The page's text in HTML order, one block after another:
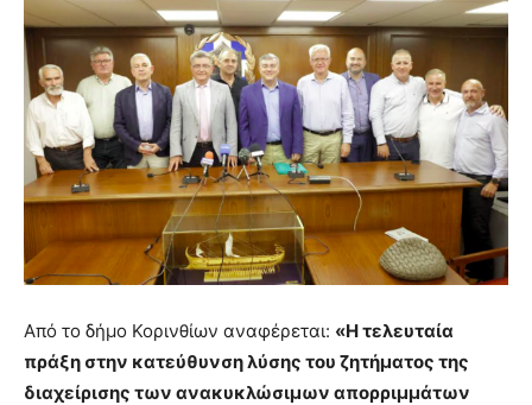
Από το δήμο Κορινθίων αναφέρεται: «Η τελευταία
πράξη στην κατεύθυνση λύσης του ζητήματος της
διαχείρισης των ανακυκλώσιμων απορριμμάτων